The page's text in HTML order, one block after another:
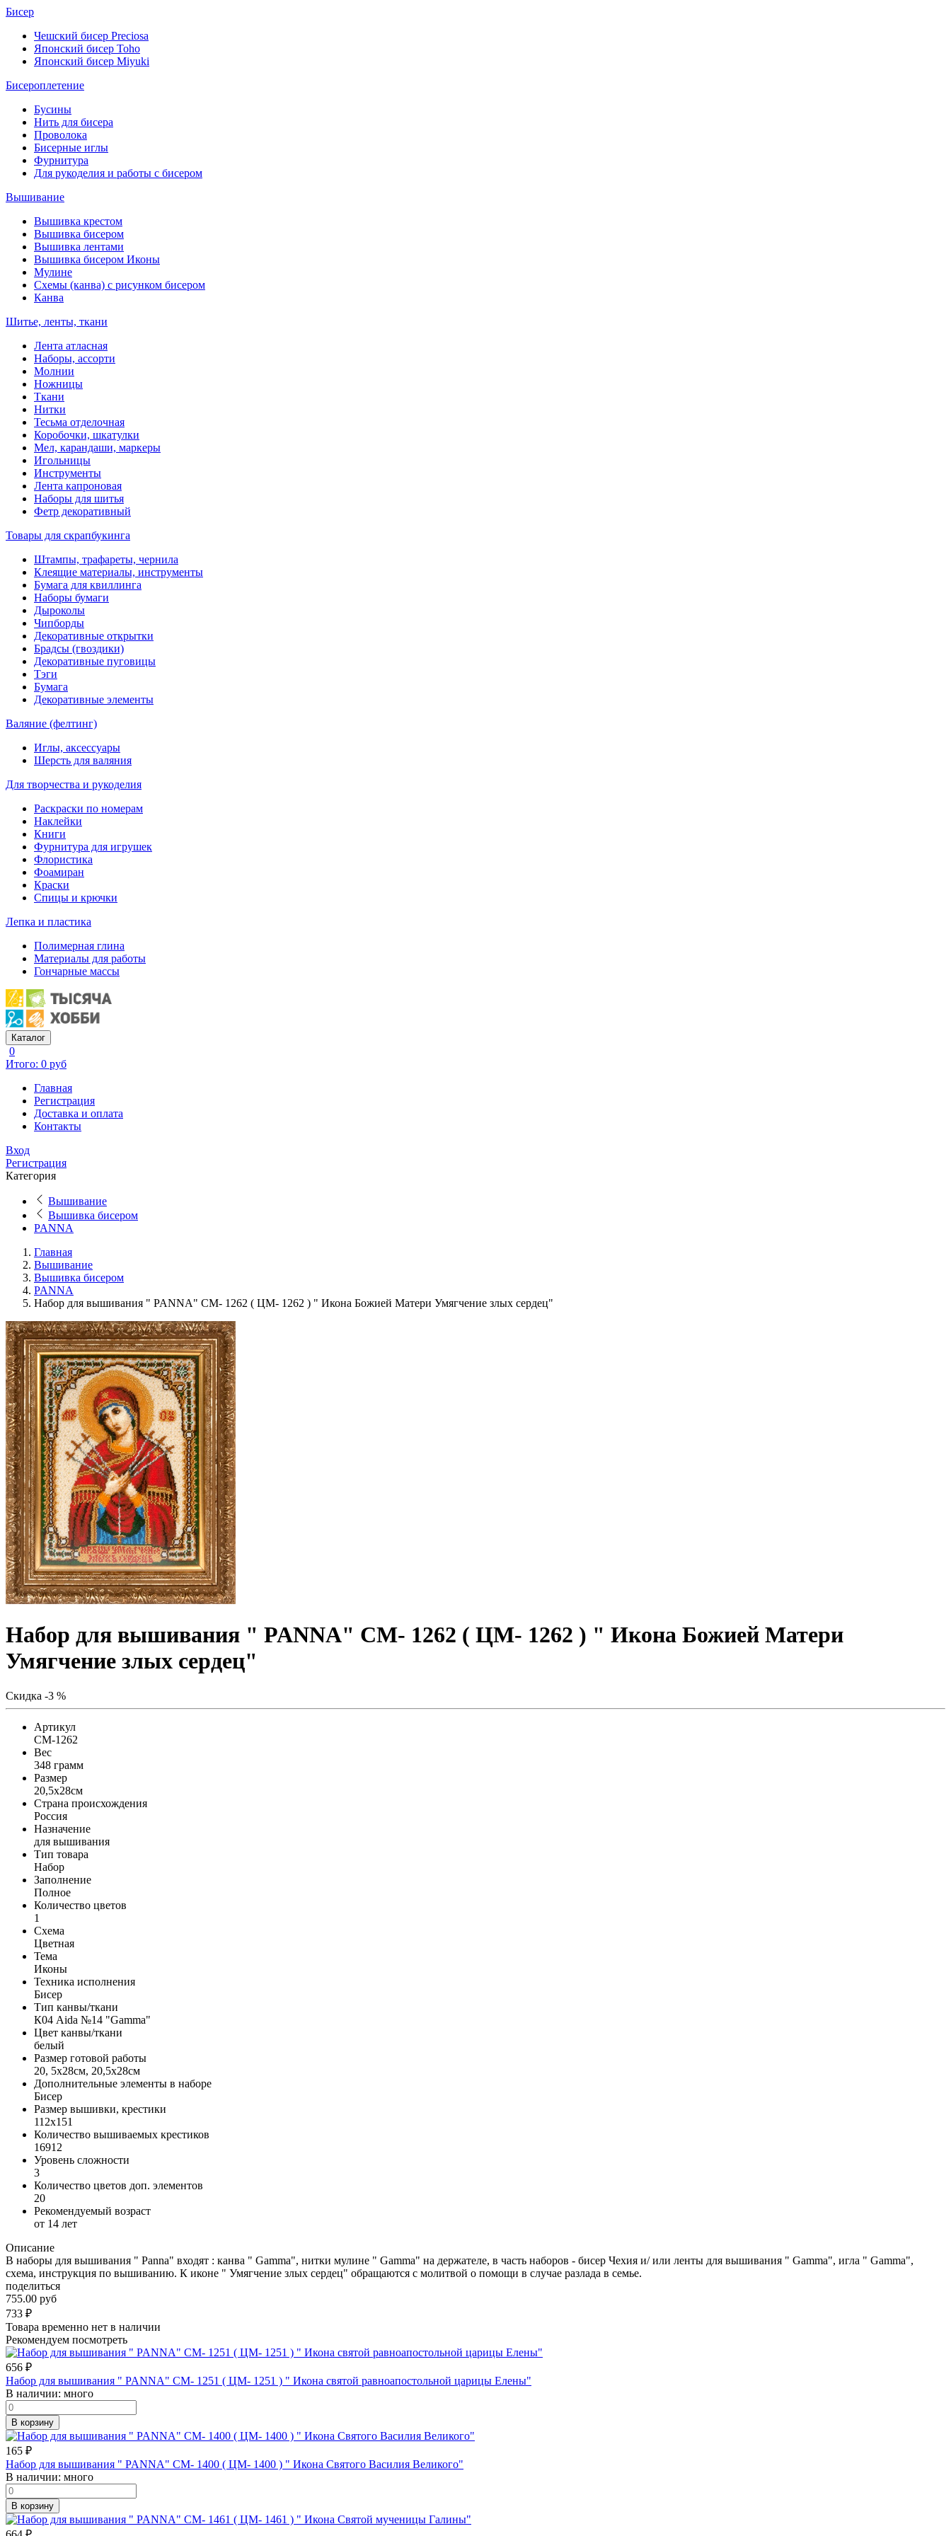
Бисер
Чешский бисер Preciosa
Японский бисер Toho
Японский бисер Miyuki
Бисероплетение
Бусины
Нить для бисера
Проволока
Бисерные иглы
Фурнитура
Для рукоделия и работы с бисером
Вышивание
Вышивка крестом
Вышивка бисером
Вышивка лентами
Вышивка бисером Иконы
Мулине
Схемы (канва) с рисунком бисером
Канва
Шитье, ленты, ткани
Лента атласная
Наборы, ассорти
Молнии
Ножницы
Ткани
Нитки
Тесьма отделочная
Коробочки, шкатулки
Мел, карандаши, маркеры
Игольницы
Инструменты
Лента капроновая
Наборы для шитья
Фетр декоративный
Товары для скрапбукинга
Штампы, трафареты, чернила
Клеящие материалы, инструменты
Бумага для квиллинга
Наборы бумаги
Дыроколы
Чипборды
Декоративные открытки
Брадсы (гвоздики)
Декоративные пуговицы
Тэги
Бумага
Декоративные элементы
Валяние (фелтинг)
Иглы, аксессуары
Шерсть для валяния
Для творчества и рукоделия
Раскраски по номерам
Наклейки
Книги
Фурнитура для игрушек
Флористика
Фоамиран
Краски
Спицы и крючки
Лепка и пластика
Полимерная глина
Материалы для работы
Гончарные массы
Каталог
0
Итого: 0 руб
Главная
Регистрация
Доставка и оплата
Контакты
Вход
Регистрация
Категория
Вышивание
Вышивка бисером
PANNA
Главная
Вышивание
Вышивка бисером
PANNA
Набор для вышивания " PANNA" CM- 1262 ( ЦМ- 1262 ) " Икона Божией Матери Умягчение злых сердец"
Набор для вышивания " PANNA" CM- 1262 ( ЦМ- 1262 ) " Икона Божией Матери
Умягчение злых сердец"
Скидка -3 %
Артикул
CM-1262
Вес
348 грамм
Размер
20,5x28см
Страна происхождения
Россия
Назначение
для вышивания
Тип товара
Набор
Заполнение
Полное
Количество цветов
1
Схема
Цветная
Тема
Иконы
Техника исполнения
Бисер
Тип канвы/ткани
К04 Aida №14 "Gamma"
Цвет канвы/ткани
белый
Размер готовой работы
20, 5x28см, 20,5x28см
Дополнительные элементы в наборе
Бисер
Размер вышивки, крестики
112x151
Количество вышиваемых крестиков
16912
Уровень сложности
3
Количество цветов доп. элементов
20
Рекомендуемый возраст
от 14 лет
Описание
В наборы для вышивания " Panna" входят : канва " Gamma", нитки мулине " Gamma" на держателе, в часть наборов - бисер Чехия и/ или ленты для вышивания " Gamma", игла " Gamma",
схема, инструкция по вышиванию. К иконе " Умягчение злых сердец" обращаются с молитвой о помощи в случае разлада в семье.
поделиться
755.00 руб
733 ₽
Товара временно нет в наличии
Рекомендуем посмотреть
656 ₽
Набор для вышивания " PANNA" CM- 1251 ( ЦМ- 1251 ) " Икона святой равноапостольной царицы Елены"
В наличии: много
В корзину
165 ₽
Набор для вышивания " PANNA" CM- 1400 ( ЦМ- 1400 ) " Икона Святого Василия Великого"
В наличии: много
В корзину